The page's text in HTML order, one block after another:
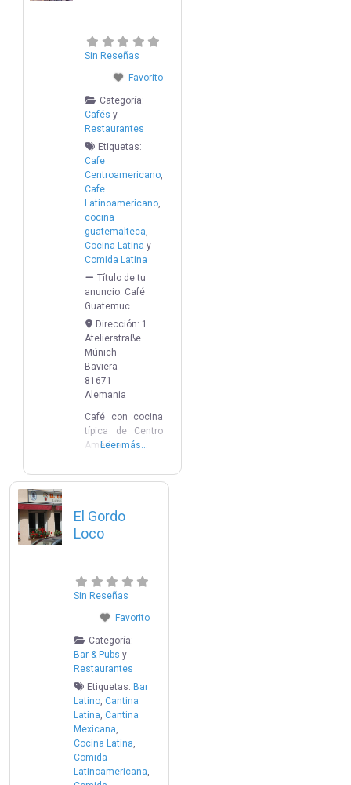
Sin Reseñas
Favorito
Categoría:
Cafés y
Restaurantes
Etiquetas:
Cafe
Centroamericano
Cafe
Latinoamericano
cocina
guatemalteca
Cocina Latina y
Comida Latina
Título de tu
anuncio: Café
Guatemuc
Dirección: 1
Atelierstraße
Múnich
Baviera
81671
Alemania
Café con cocina
típica de Centro
América.
Leer más...
El Gordo
Loco
Sin Reseñas
Favorito
Categoría:
Bar & Pubs y
Restaurantes
Etiquetas: Bar
Latino,Cantina
Latina,Cantina
Mexicana,
Cocina Latina,
Comida
Latinoamericana,